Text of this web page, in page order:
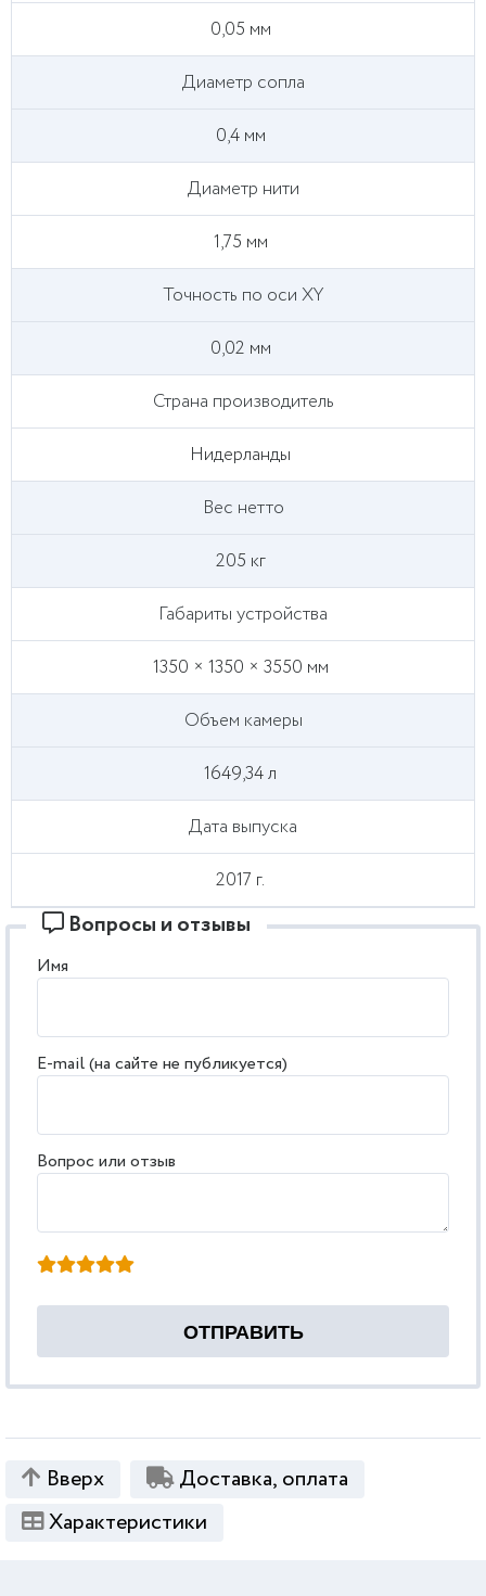
0,05 мм
Диаметр сопла
0,4 мм
Диаметр нити
1,75 мм
Точность по оси XY
0,02 мм
Страна производитель
Нидерланды
Вес нетто
205 кг
Габариты устройства
1350 × 1350 × 3550 мм
Объем камеры
1649,34 л
Дата выпуска
2017 г.
Вопросы и отзывы
Имя
E-mail (на сайте не публикуется)
Вопрос или отзыв
Вверх
Доставка, оплата
Характеристики